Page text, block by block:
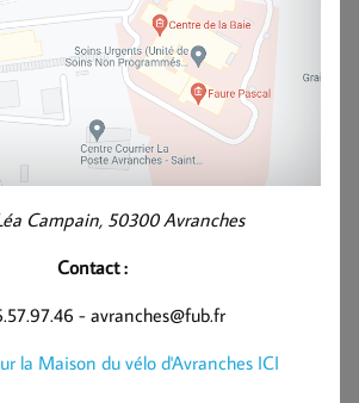
Campain, 50300 Avranches
Contact :
- avranches@fub.fr
la Maison du vélo d'Avranches ICI